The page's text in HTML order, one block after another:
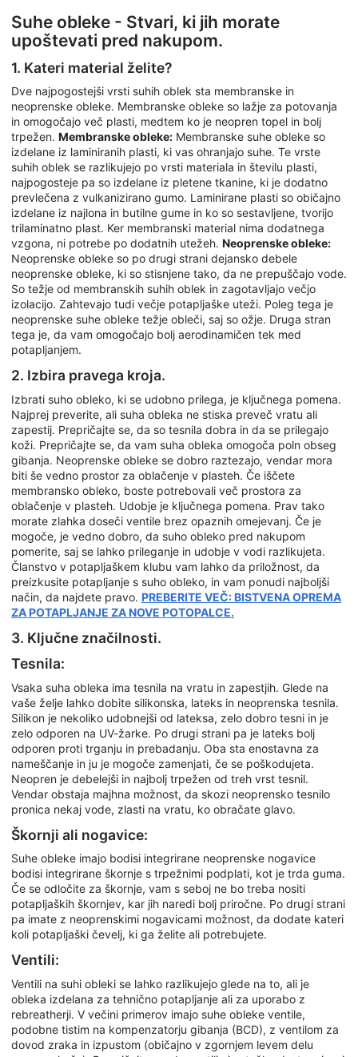
Suhe obleke - Stvari, ki jih morate
upoštevati pred nakupom.
1. Kateri material želite?
Dve najpogostejši vrsti suhih oblek sta membranske in
neoprenske obleke. Membranske obleke so lažje za potovanja
in omogočajo več plasti, medtem ko je neopren topel in bolj
trpežen. Membranske obleke: Membranske suhe obleke so
izdelane iz laminiranih plasti, ki vas ohranjajo suhe. Te vrste
suhih oblek se razlikujejo po vrsti materiala in številu plasti,
najpogosteje pa so izdelane iz pletene tkanine, ki je dodatno
prevlečena z vulkanizirano gumo. Laminirane plasti so običajno
izdelane iz najlona in butilne gume in ko so sestavljene, tvorijo
trilaminatno plast. Ker membranski material nima dodatnega
vzgona, ni potrebe po dodatnih utežeh. Neoprenske obleke:
Neoprenske obleke so po drugi strani dejansko debele
neoprenske obleke, ki so stisnjene tako, da ne prepuščajo vode.
So težje od membranskih suhih oblek in zagotavljajo večjo
izolacijo. Zahtevajo tudi večje potapljaške uteži. Poleg tega je
neoprenske suhe obleke težje obleči, saj so ožje. Druga stran
tega je, da vam omogočajo bolj aerodinamičen tek med
potapljanjem.
2. Izbira pravega kroja.
Izbrati suho obleko, ki se udobno prilega, je ključnega pomena.
Najprej preverite, ali suha obleka ne stiska preveč vratu ali
zapestij. Prepričajte se, da so tesnila dobra in da se prilegajo
koži. Prepričajte se, da vam suha obleka omogoča poln obseg
gibanja. Neoprenske obleke se dobro raztezajo, vendar mora
biti še vedno prostor za oblačenje v plasteh. Če iščete
membransko obleko, boste potrebovali več prostora za
oblačenje v plasteh. Udobje je ključnega pomena. Prav tako
morate zlahka doseči ventile brez opaznih omejevanj. Če je
mogoče, je vedno dobro, da suho obleko pred nakupom
pomerite, saj se lahko prileganje in udobje v vodi razlikujeta.
Članstvo v potapljaškem klubu vam lahko da priložnost, da
preizkusite potapljanje s suho obleko, in vam ponudi najboljši
način, da najdete pravo. PREBERITE VEČ: BISTVENA OPREMA
ZA POTAPLJANJE ZA NOVE POTOPALCE.
3. Ključne značilnosti.
Tesnila:
Vsaka suha obleka ima tesnila na vratu in zapestjih. Glede na
vaše želje lahko dobite silikonska, lateks in neoprenska tesnila.
Silikon je nekoliko udobnejši od lateksa, zelo dobro tesni in je
zelo odporen na UV-žarke. Po drugi strani pa je lateks bolj
odporen proti trganju in prebadanju. Oba sta enostavna za
nameščanje in ju je mogoče zamenjati, če se poškodujeta.
Neopren je debelejši in najbolj trpežen od treh vrst tesnil.
Vendar obstaja majhna možnost, da skozi neoprensko tesnilo
pronica nekaj vode, zlasti na vratu, ko obračate glavo.
Škornji ali nogavice:
Suhe obleke imajo bodisi integrirane neoprenske nogavice
bodisi integrirane škornje s trpežnimi podplati, kot je trda guma.
Če se odločite za škornje, vam s seboj ne bo treba nositi
potapljaških škornjev, kar jih naredi bolj priročne. Po drugi strani
pa imate z neoprenskimi nogavicami možnost, da dodate kateri
koli potapljaški čevelj, ki ga želite ali potrebujete.
Ventili:
Ventili na suhi obleki se lahko razlikujejo glede na to, ali je
obleka izdelana za tehnično potapljanje ali za uporabo z
rebreatherji. V večini primerov imajo suhe obleke ventile,
podobne tistim na kompenzatorju gibanja (BCD), z ventilom za
dovod zraka in izpustom (običajno v zgornjem levem delu